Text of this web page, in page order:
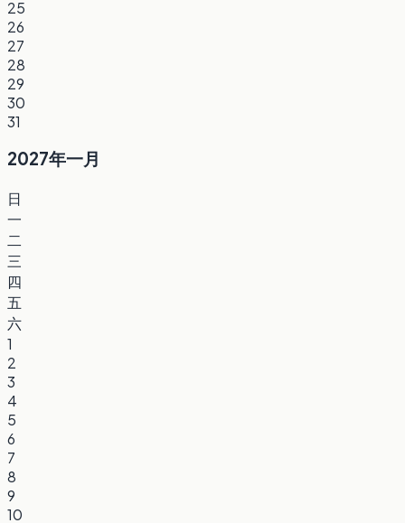
25
26
27
28
29
30
31
2027年一月
日
一
二
三
四
五
六
1
2
3
4
5
6
7
8
9
10